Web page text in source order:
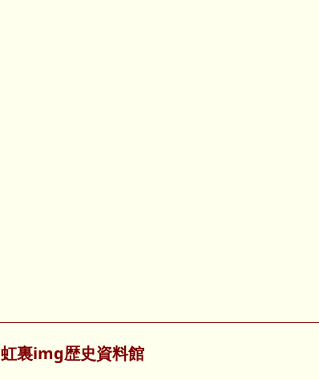
虹裏img歴史資料館